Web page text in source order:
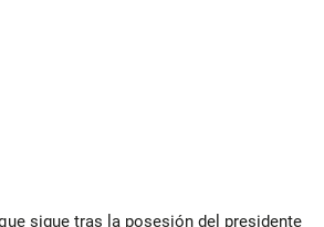
sigue tras la posesión del presidente